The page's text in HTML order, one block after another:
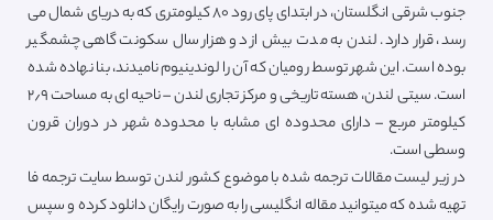
جنوب شرقی انگلستان، در ابتدای پای رود ۸۰ کیلومتری که به دریای شمال می
رسد، قرار دارد. لندن به مدت بیش از دو هزار سال سکونت گاهی چشمگیر
بوده است. این شهر توسط رومیان که آن را لوندینیوم نامیدند، بنا نهاده شده
است. سیتی لندن، هسته تاریخی و مرکز تجاری لندن – ناحیه ای به مساحت ۲٫۹
کیلومتر مربع – دارای محدوده ای مشابه با محدوده شهر در دوران قرون
وسطی است.
در زیر لیست مقالات ترجمه شده با موضوع کشور لندن توسط سایت ترجمه فا
تهیه شده که میتوانید مقاله انگلیسی را به صورت رایگان دانلود کرده و سپس